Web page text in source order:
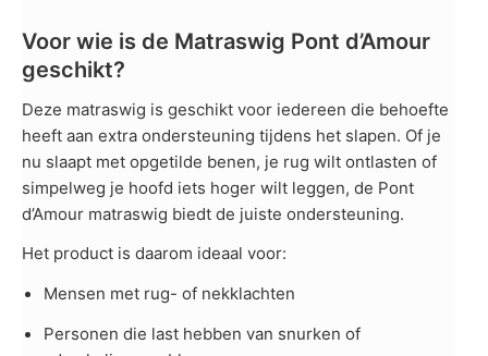
Voor wie is de Matraswig Pont d’Amour
geschikt?
Deze matraswig is geschikt voor iedereen die behoefte
heeft aan extra ondersteuning tijdens het slapen. Of je
nu slaapt met opgetilde benen, je rug wilt ontlasten of
simpelweg je hoofd iets hoger wilt leggen, de Pont
d’Amour matraswig biedt de juiste ondersteuning.
Het product is daarom ideaal voor:
Mensen met rug- of nekklachten
Personen die last hebben van snurken of